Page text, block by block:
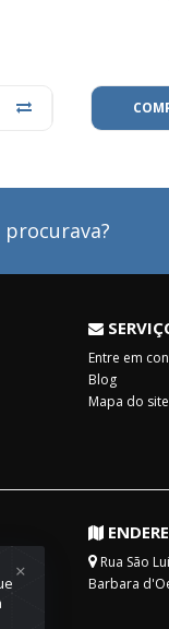
Entre em
Blog
Mapa do site
Rua São
Barbara
×